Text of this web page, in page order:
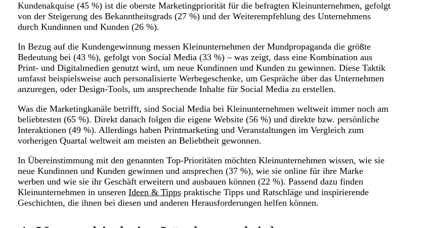
Kundenakquise (45 %) ist die oberste Marketingpriorität für die befragten Kleinunternehmen, gefolgt
von der Steigerung des Bekanntheitsgrads (27 %) und der Weiterempfehlung des Unternehmens
durch Kundinnen und Kunden (26 %).
In Bezug auf die Kundengewinnung messen Kleinunternehmen der Mundpropaganda die größte
Bedeutung bei (43 %), gefolgt von Social Media (33 %) – was zeigt, dass eine Kombination aus
Print- und Digitalmedien genutzt wird, um neue Kundinnen und Kunden zu gewinnen. Diese Taktik
umfasst beispielsweise auch personalisierte Werbegeschenke, um Gespräche über das Unternehmen
anzuregen, oder Design-Tools, um ansprechende Inhalte für Social Media zu erstellen.
Was die Marketingkanäle betrifft, sind Social Media bei Kleinunternehmen weltweit immer noch am
beliebtesten (65 %). Direkt danach folgen die eigene Website (56 %) und direkte bzw. persönliche
Interaktionen (49 %). Allerdings haben Printmarketing und Veranstaltungen im Vergleich zum
vorherigen Quartal weltweit am meisten an Beliebtheit gewonnen.
In Übereinstimmung mit den genannten Top-Prioritäten möchten Kleinunternehmen wissen, wie sie
neue Kundinnen und Kunden gewinnen und ansprechen (37 %), wie sie online für ihre Marke
werben und wie sie ihr Geschäft erweitern und ausbauen können (22 %). Passend dazu finden
Kleinunternehmen in unseren Ideen & Tipps praktische Tipps und Ratschläge und inspirierende
Geschichten, die ihnen bei diesen und anderen Herausforderungen helfen können.